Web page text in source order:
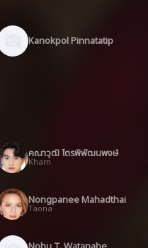
Kanokpol Pinnatatip
คณาวุฒิ ไตรพิพัฒนพงษ์
Kham
Nongpanee Mahadthai
Taona